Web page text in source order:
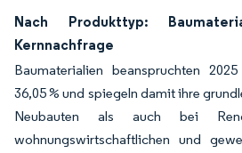
Nach Produkttyp:
Kernnachfrage
Baumaterialien beanspruchten
36,05 % und spiegeln damit ihre
Neubauten als auch bei
wohnungswirtschaftlichen und